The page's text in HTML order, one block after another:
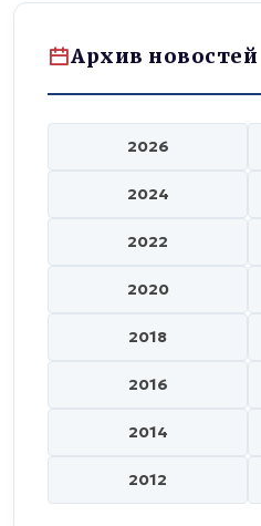
Архив новостей
2026
2024
2022
2020
2018
2016
2014
2012